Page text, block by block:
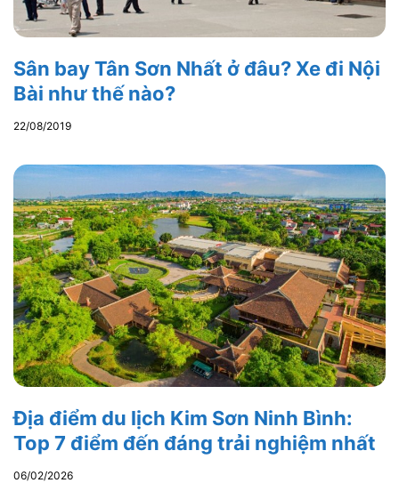
Sân bay Tân Sơn Nhất ở đâu? Xe đi Nội
Bài như thế nào?
22/08/2019
Địa điểm du lịch Kim Sơn Ninh Bình:
Top 7 điểm đến đáng trải nghiệm nhất
06/02/2026